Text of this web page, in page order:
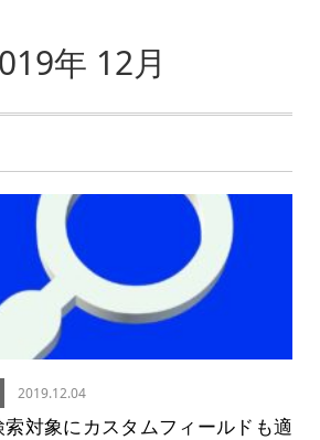
年 12月
2019.12.04
対象にカスタムフィールドも適